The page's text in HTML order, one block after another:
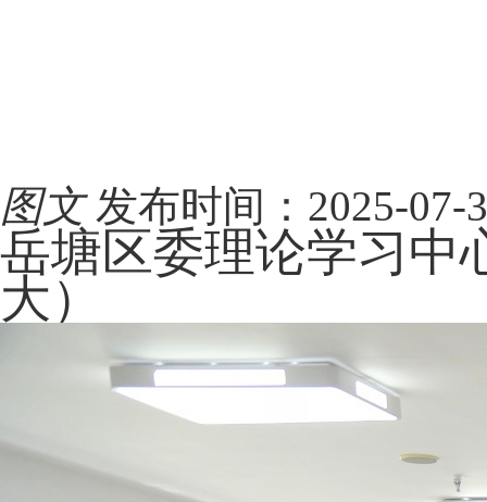
图文 发布时间：2025-07-
岳塘区委理论学习中
大）